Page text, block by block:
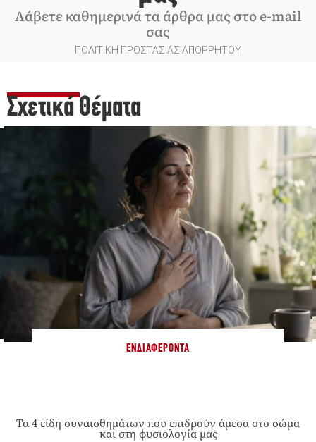
Λάβετε καθημερινά τα άρθρα μας στο e-mail
σας
ΠΟΛΙΤΙΚΗ ΠΡΟΣΤΑΣΙΑΣ ΑΠΟΡΡΗΤΟΥ
Σχετικά Θέματα
ΕΝΔΙΑΦΈΡΟΝΤΑ
Τα 4 είδη συναισθημάτων που επιδρούν άμεσα στο σώμα
και στη φυσιολογία μας